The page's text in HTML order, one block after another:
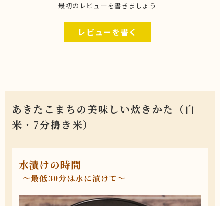
最初のレビューを書きましょう
レビューを書く
あきたこまちの美味しい炊きかた（白
米・7分搗き米）
水漬けの時間
〜最低30分は水に漬けて〜